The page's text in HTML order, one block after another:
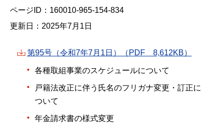
ページID：160010-965-154-834
更新日：2025年7月1日
第95号（令和7年7月1日）（PDF 8,612KB）
各種取組事業のスケジュールについて
戸籍法改正に伴う氏名のフリガナ変更・訂正に
ついて
年金請求書の様式変更